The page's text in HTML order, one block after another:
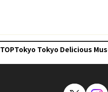
TOPTokyo Tokyo Delicious